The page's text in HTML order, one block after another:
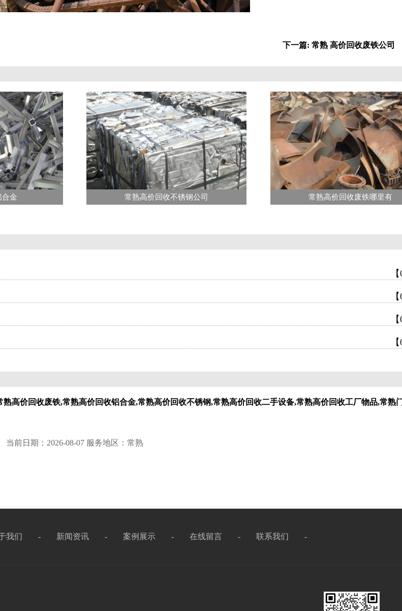
下一篇: 常熟 高价回收废铁公司
合金 常熟高价回收不锈钢公司 常熟高价回收废铁哪里有
高价回收废铁,常熟高价回收铝合金,常熟高价回收不锈钢,常熟高价回收二手设备,常熟高价回收工厂物品,常熟
当前日期：2026-08-07 服务地区：常熟
我们 - 新闻资讯 - 案例展示 - 在线留言 - 联系我们 -